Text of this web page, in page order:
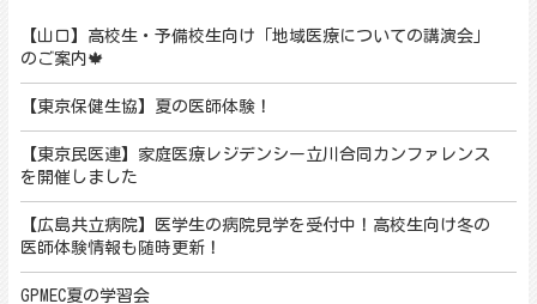
【山口】高校生・予備校生向け「地域医療についての講演会」
のご案内🍁
【東京保健生協】夏の医師体験！
【東京民医連】家庭医療レジデンシー立川合同カンファレンス
を開催しました
【広島共立病院】医学生の病院見学を受付中！高校生向け冬の
医師体験情報も随時更新！
GPMEC夏の学習会